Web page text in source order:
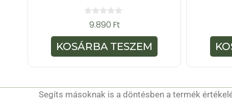
z
5
-
b
9.890 Ft
KOSÁRBA TESZEM
Segíts másoknak is a döntésben a termék